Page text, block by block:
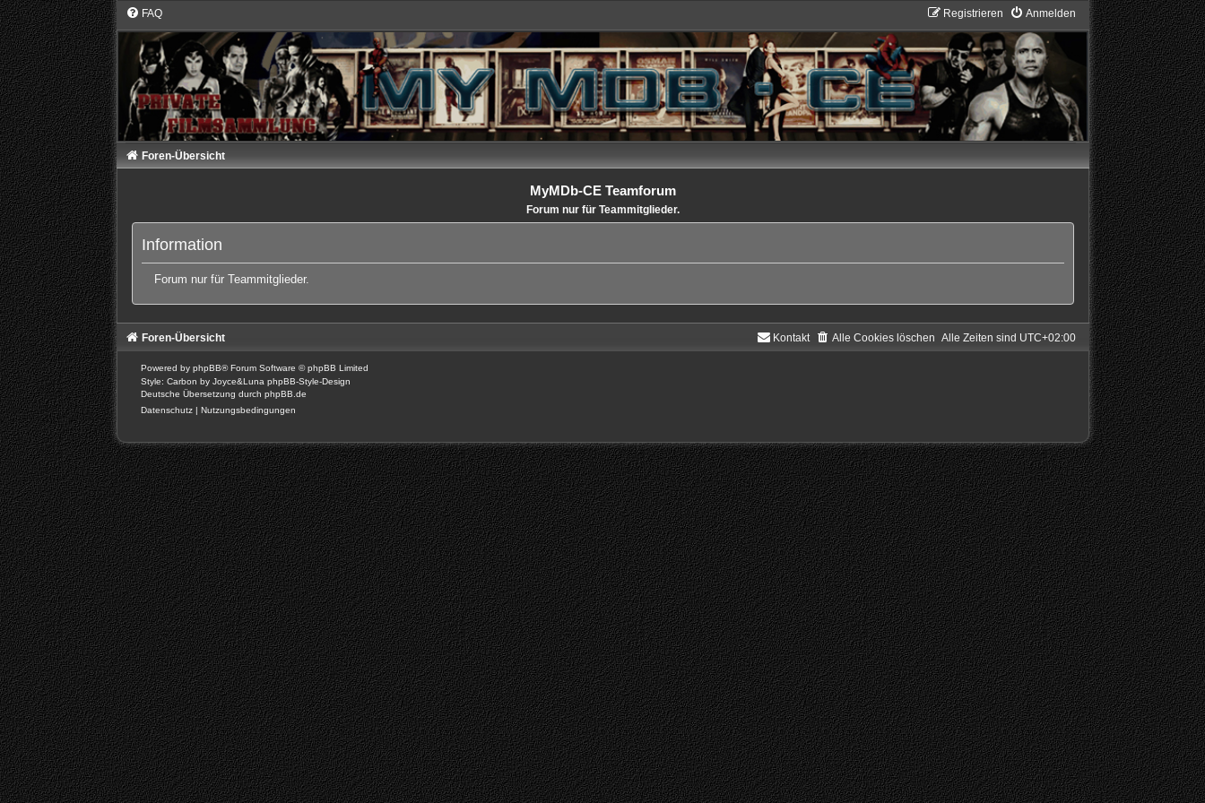
FAQ Anmelden
Registrieren
Foren-Übersicht
MyMDb-CE Teamforum
Forum nur für Teammitglieder.
Information
Forum nur für Teammitglieder.
Foren-Übersicht Alle Zeiten sind UTC+02:00
Alle Cookies löschen
Kontakt
Powered by phpBB® Forum Software © phpBB Limited
Style: Carbon by Joyce&Luna phpBB-Style-Design
Deutsche Übersetzung durch phpBB.de
Datenschutz | Nutzungsbedingungen